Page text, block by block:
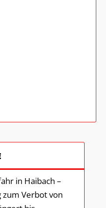
in Haibach –
Verbot von